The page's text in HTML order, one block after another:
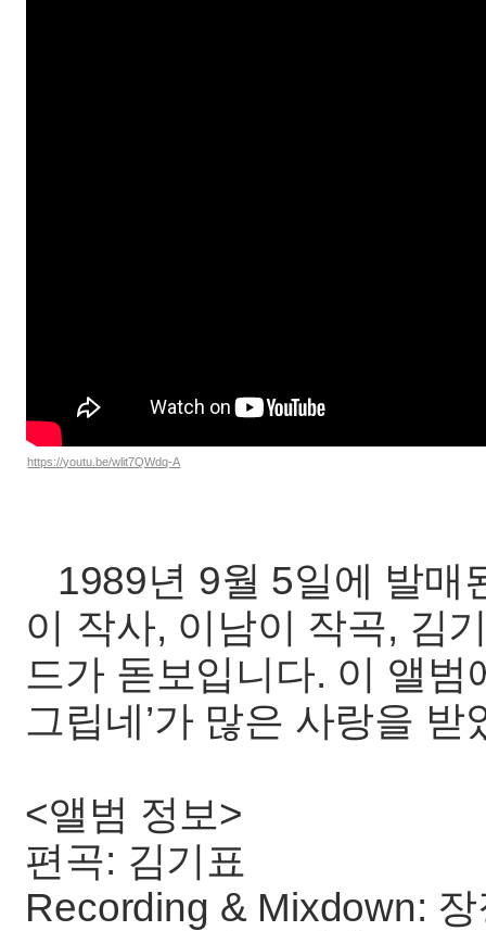
https://youtu.be/wlit7QWdq-A
1989년 9월 5일에 발매
이 작사, 이남이 작곡, 김
드가 돋보입니다. 이 앨범
그립네’가 많은 사랑을 받
<앨범 정보>
편곡: 김기표
Recording & Mixdown: